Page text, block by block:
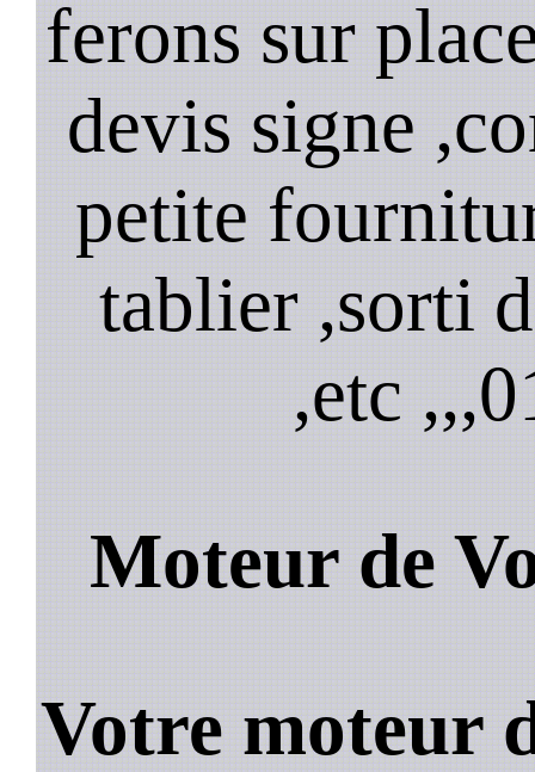
ferons sur
devis signe
petite
tablier ,sorti
,etc ,,,
Moteur de
Votre moteur